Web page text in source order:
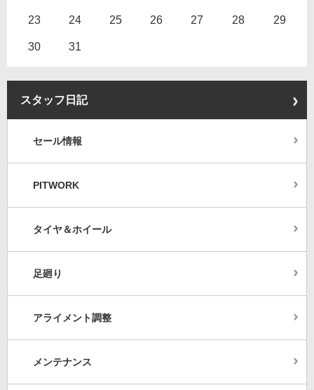
23 24 25 26 27 28 29
30 31
スタッフ日記
セール情報
PITWORK
タイヤ＆ホイール
足廻り
アライメント調整
メンテナンス